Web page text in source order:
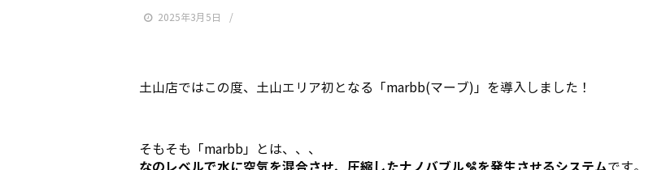
2025年3月5日
土山店ではこの度、土山エリア初となる「marbb(マーブ)」を導入しました！
そもそも「marbb」とは、、、